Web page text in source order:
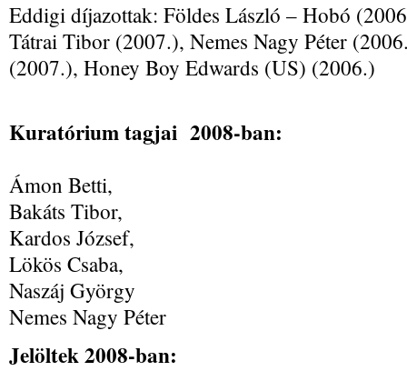
Eddigi díjazottak: Földes László – Hobó
Tátrai Tibor (2007.), Nemes Nagy Péter
(2007.), Honey Boy Edwards (US) (2006.)
Kuratórium tagjai 2008-ban:
Ámon Betti,
Bakáts Tibor,
Kardos József,
Lökös Csaba,
Naszáj György
Nemes Nagy Péter
Jelöltek 2008-ban: